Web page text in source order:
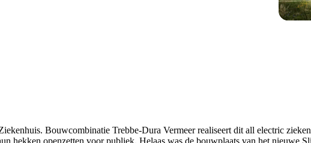
Bouwcombinatie Trebbe-Dura Vermeer realiseert dit all electric
hekken openzetten voor publiek. Helaas was de bouwplaats van het nieuwe